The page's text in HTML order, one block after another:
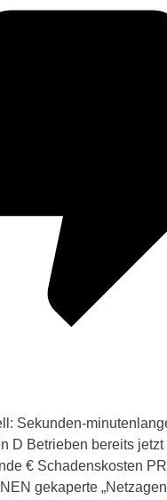
Sekunden-
D Betrieben bereits
€ Schadenskosten
gekaperte